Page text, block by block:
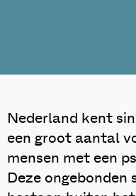
Nederland kent
een groot aantal
mensen met een
Deze ongebonden